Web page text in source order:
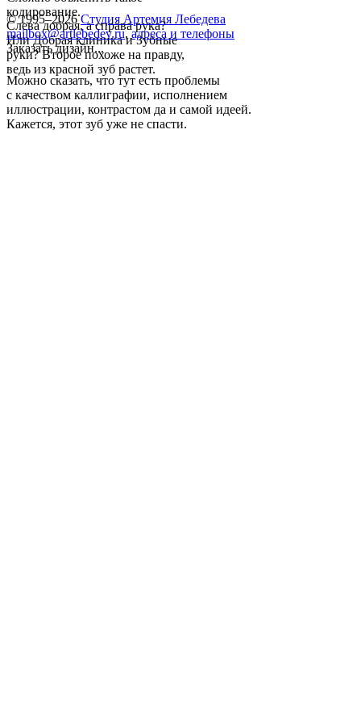
кодирование.
Слева добрая, а справа рука?
Или Добрая клиника и Зубные
руки? Второе похоже на правду,
ведь из красной зуб растет.
Можно сказать, что тут есть проблемы
с качеством каллиграфии, исполнением
иллюстрации, контрастом да и самой идеей.
Кажется, этот зуб уже не спасти.
© 1995–2026 Студия Артемия Лебедева
mailbox@artlebedev.ru, адреса и телефоны
Заказать дизайн...